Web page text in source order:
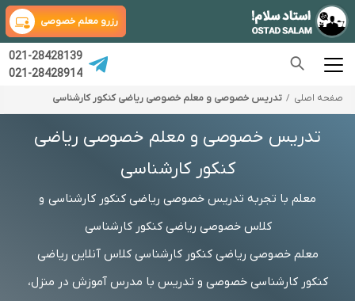
رزرو معلم خصوصی
021-28428139
021-28428914
صفحه اصلی تدریس خصوصی و معلم خصوصی ریاضی کنکور کارشناسی
تدریس خصوصی و معلم خصوصی ریاضی
کنکور کارشناسی
معلم با تجربه تدریس خصوصی ریاضی کنکور کارشناسی و
کلاس خصوصی ریاضی کنکور کارشناسی
معلم خصوصی ریاضی کنکور کارشناسی کلاس آنلاین ریاضی
کنکور کارشناسی خصوصی و تدریس با مدرس آموزش در منزل،